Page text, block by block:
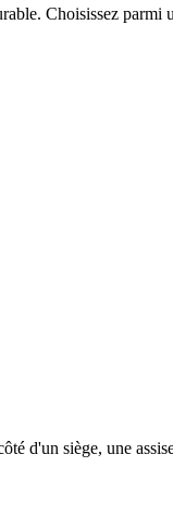
Choisissez
d'un siège, une